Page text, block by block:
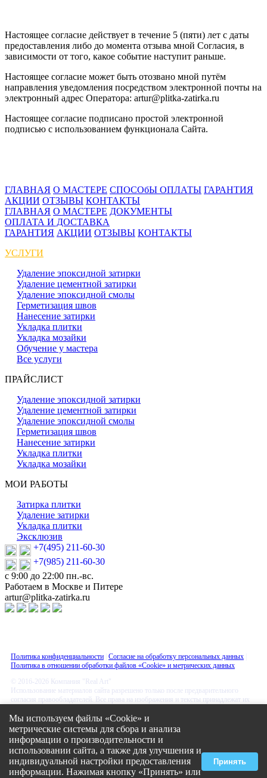
Настоящее согласие действует в течение 5 (пяти) лет с даты
предоставления либо до момента отзыва мной Согласия, в
зависимости от того, какое событие наступит раньше.
Настоящее согласие может быть отозвано мной путём
направления уведомления посредством электронной почты на
электронный адрес Оператора: artur@plitka-zatirka.ru
Настоящее согласие подписано простой электронной
подписью с использованием функционала Сайта.
Мы используем файлы «Cookie» и
метрические системы для сбора и анализа
информации о производительности и
использовании сайта, а также для улучшения и
индивидуальной настройки предоставления
информации. Нажимая кнопку «Принять» или
Принять
ГЛАВНАЯ О МАСТЕРЕ СПОСОбЫ ОПЛАТЫ ГАРАНТИЯ
АКЦИИ ОТЗЫВЫ КОНТАКТЫ
ГЛАВНАЯ О МАСТЕРЕ ДОКУМЕНТЫ
ОПЛАТА И ДОСТАВКА
ГАРАНТИЯ АКЦИИ ОТЗЫВЫ КОНТАКТЫ
УСЛУГИ
Удаление эпоксидной затирки
Удаление цементной затирки
Удаление эпоксидной смолы
Герметизация швов
Нанесение затирки
Укладка плитки
Укладка мозайки
Обучение у мастера
Все услуги
ПРАЙСЛИСТ
Удаление эпоксидной затирки
Удаление цементной затирки
Удаление эпоксидной смолы
Герметизация швов
Нанесение затирки
Укладка плитки
Укладка мозайки
МОИ РАБОТЫ
Затирка плитки
Удаление затирки
Укладка плитки
Эксклюзив
+7(495) 211-60-30
+7(985) 211-60-30
с 9:00 до 22:00 пн.-вс.
Работаем в Москве и Питере
artur@plitka-zatirka.ru
Политика конфиденциальности Согласие на обработку персональных данных
Политика в отношении обработки файлов «Cookie» и метрических данных
© 2016-2026 Компания "Real Art"
Использование материалов сайта разрешено только после предварительного
согласия правообладателей. Все права на изображения и тексты принадлежат их
Закажите обратный звонок